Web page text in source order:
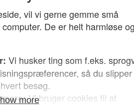
folkepartier. Men
klar retning eller
ikke har formået at
som er afgørende for
EU
fire